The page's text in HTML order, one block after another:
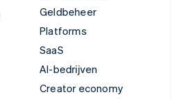
Geldbeheer
Platforms
SaaS
AI-bedrijven
Creator economy